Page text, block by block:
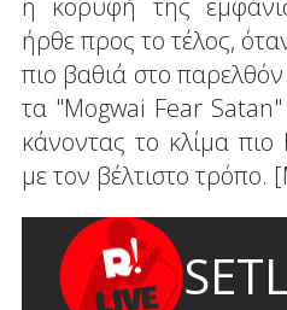
η κορυφή της
ήρθε προς το τέλος,
πιο βαθιά στο
τα "Mogwai Fear
κάνοντας το κλίμα πιο
με τον βέλτιστο τρόπο.